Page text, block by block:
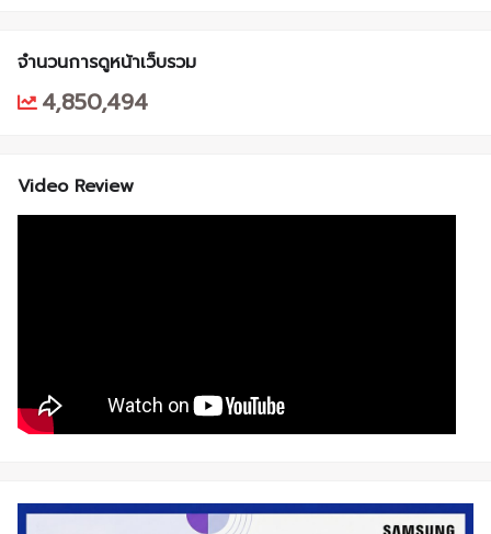
จำนวนการดูหน้าเว็บรวม
4,850,494
Video Review